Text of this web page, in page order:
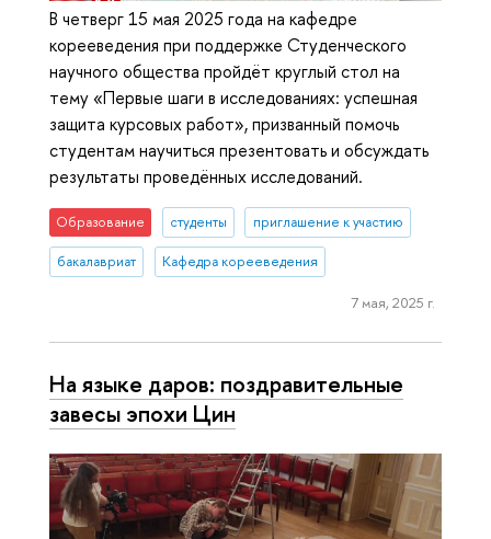
В четверг 15 мая 2025 года на кафедре
корееведения при поддержке Студенческого
научного общества пройдёт круглый стол на
тему «Первые шаги в исследованиях: успешная
защита курсовых работ», призванный помочь
студентам научиться презентовать и обсуждать
результаты проведённых исследований.
Образование студенты приглашение к участию
бакалавриат Кафедра корееведения
7 мая, 2025 г.
На языке даров: поздравительные
завесы эпохи Цин